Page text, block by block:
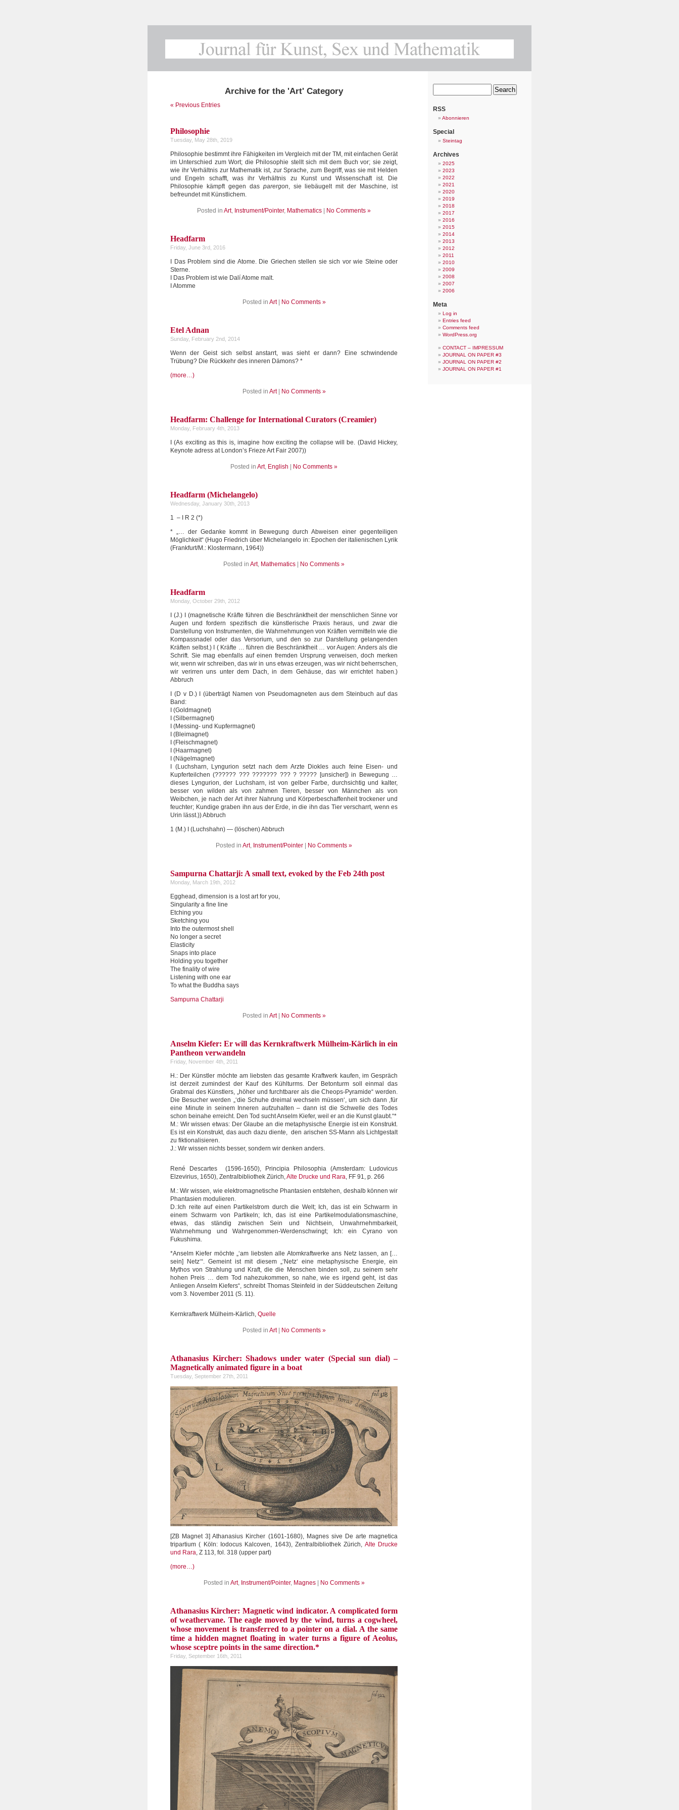
Archive for the 'Art' Category
« Previous Entries
Philosophie
Tuesday, May 28th, 2019
Philosophie bestimmt ihre Fähigkeiten im Vergleich mit der TM, mit einfachen Gerät
im Unterschied zum Wort; die Philosophie stellt sich mit dem Buch vor; sie zeigt,
wie ihr Verhältnis zur Mathematik ist, zur Sprache, zum Begriff, was sie mit Helden
und Engeln schafft, was ihr Verhältnis zu Kunst und Wissenschaft ist. Die
Philosophie kämpft gegen das parergon, sie liebäugelt mit der Maschine, ist
befreundet mit Künstlichem.
Posted in Art, Instrument/Pointer, Mathematics No Comments »
Headfarm
Friday, June 3rd, 2016
I Das Problem sind die Atome. Die Griechen stellen sie sich vor wie Steine oder
Sterne.
I Das Problem ist wie Dalí Atome malt.
I Atomme
Posted in Art| No Comments »
Etel Adnan
Sunday, February 2nd, 2014
Wenn der Geist sich selbst anstarrt, was sieht er dann? Eine schwindende
Trübung? Die Rückkehr des inneren Dämons? *
(more…)
Posted in Art| No Comments »
Headfarm: Challenge for International Curators (Creamier)
Monday, February 4th, 2013
I (As exciting as this is, imagine how exciting the collapse will be. (David Hickey,
Keynote adress at London’s Frieze Art Fair 2007))
Posted in Art, English No Comments »
Headfarm (Michelangelo)
Wednesday, January 30th, 2013
1 – I R 2 (*)
* „… der Gedanke kommt in Bewegung durch Abweisen einer gegenteiligen
Möglichkeit“ (Hugo Friedrich über Michelangelo in: Epochen der italienischen Lyrik
(Frankfurt/M.: Klostermann, 1964))
Posted in Art, Mathematics No Comments »
Headfarm
Monday, October 29th, 2012
I (J.) I (magnetische Kräfte führen die Beschränktheit der menschlichen Sinne vor
Augen und fordern spezifisch die künstlerische Praxis heraus, und zwar die
Darstellung von Instrumenten, die Wahrnehmungen von Kräften vermitteln wie die
Kompassnadel oder das Versorium, und den so zur Darstellung gelangenden
Kräften selbst.) I ( Kräfte … führen die Beschränktheit … vor Augen: Anders als die
Schrift. Sie mag ebenfalls auf einen fremden Ursprung verweisen, doch merken
wir, wenn wir schreiben, das wir in uns etwas erzeugen, was wir nicht beherrschen,
wir verirren uns unter dem Dach, in dem Gehäuse, das wir errichtet haben.)
Abbruch
I (D v D.) I (überträgt Namen von Pseudomagneten aus dem Steinbuch auf das
Band:
I (Goldmagnet)
I (Silbermagnet)
I (Messing- und Kupfermagnet)
I (Bleimagnet)
I (Fleischmagnet)
I (Haarmagnet)
I (Nägelmagnet)
I (Luchsharn, Lyngurion setzt nach dem Arzte Diokles auch feine Eisen- und
Kupferteilchen (?????? ??? ??????? ??? ? ????? [unsicher]) in Bewegung …
dieses Lyngurion, der Luchsharn, ist von gelber Farbe, durchsichtig und kalter,
besser von wilden als von zahmen Tieren, besser von Männchen als von
Weibchen, je nach der Art ihrer Nahrung und Körperbeschaffenheit trockener und
feuchter; Kundige graben ihn aus der Erde, in die ihn das Tier verscharrt, wenn es
Urin lässt.)) Abbruch
1 (M.) I (Luchshahn) — (löschen) Abbruch
Posted in Art, Instrument/Pointer No Comments »
Sampurna Chattarji: A small text, evoked by the Feb 24th post
Monday, March 19th, 2012
Egghead, dimension is a lost art for you,
Singularity a fine line
Etching you
Sketching you
Into the outermost shell
No longer a secret
Elasticity
Snaps into place
Holding you together
The finality of wire
Listening with one ear
To what the Buddha says
Sampurna Chattarji
Posted in Art| No Comments »
Anselm Kiefer: Er will das Kernkraftwerk Mülheim-Kärlich in ein
Pantheon verwandeln
Friday, November 4th, 2011
H.: Der Künstler möchte am liebsten das gesamte Kraftwerk kaufen, im Gespräch
ist derzeit zumindest der Kauf des Kühlturms. Der Betonturm soll einmal das
Grabmal des Künstlers, „höher und furchtbarer als die Cheops-Pyramide“ werden.
Die Besucher werden „‘die Schuhe dreimal wechseln müssen‘, um sich dann ‚für
eine Minute in seinem Inneren aufzuhalten – dann ist die Schwelle des Todes
schon beinahe erreicht. Den Tod sucht Anselm Kiefer, weil er an die Kunst glaubt.“*
M.: Wir wissen etwas: Der Glaube an die metaphysische Energie ist ein Konstrukt.
Es ist ein Konstrukt, das auch dazu diente, den arischen SS-Mann als Lichtgestalt
zu fiktionalisieren.
J.: Wir wissen nichts besser, sondern wir denken anders.
René Descartes (1596-1650), Principia Philosophia (Amsterdam: Ludovicus
Elzevirius, 1650), Zentralbibliothek Zürich,Alte Drucke und Rara, FF 91, p. 266
M.: Wir wissen, wie elektromagnetische Phantasien entstehen, deshalb können wir
Phantasien modulieren.
D.:Ich reite auf einen Partikelstrom durch die Welt; Ich, das ist ein Schwarm in
einem Schwarm von Partikeln; Ich, das ist eine Partikelmodulationsmaschine,
etwas, das ständig zwischen Sein und Nichtsein, Unwahrnehmbarkeit,
Wahrnehmung und Wahrgenommen-Werdenschwingt; Ich: ein Cyrano von
Fukushima.
*Anselm Kiefer möchte „‘am liebsten alle Atomkraftwerke ans Netz lassen, an […
sein] Netz‘“. Gemeint ist mit diesem „‘Netz‘ eine metaphysische Energie, ein
Mythos von Strahlung und Kraft, die die Menschen binden soll, zu seinem sehr
hohen Preis … dem Tod nahezukommen, so nahe, wie es irgend geht, ist das
Anliegen Anselm Kiefers“, schreibt Thomas Steinfeld in der Süddeutschen Zeitung
vom 3. November 2011 (S. 11).
Kernkraftwerk Mülheim-Kärlich, Quelle
Posted in Art| No Comments »
Athanasius Kircher: Shadows under water (Special sun dial) –
Magnetically animated figure in a boat
Tuesday, September 27th, 2011
[ZB Magnet 3] Athanasius Kircher (1601-1680), Magnes sive De arte magnetica
tripartium ( Köln: Iodocus Kalcoven, 1643), Zentralbibliothek Zürich, Alte Drucke
und Rara, Z 113, fol. 318 (upper part)
(more…)
Posted in Art, Instrument/Pointer, Magnes| No Comments »
Athanasius Kircher: Magnetic wind indicator. A complicated form
of weathervane. The eagle moved by the wind, turns a cogwheel,
whose movement is transferred to a pointer on a dial. A the same
time a hidden magnet floating in water turns a figure of Aeolus,
whose sceptre points in the same direction.*
Friday, September 16th, 2011
RSS
Abonnieren
Special
Steintag
Archives
2025
2023
2022
2021
2020
2019
2018
2017
2016
2015
2014
2013
2012
2011
2010
2009
2008
2007
2006
Meta
Log in
Entries feed
Comments feed
WordPress.org
CONTACT – IMPRESSUM
JOURNAL ON PAPER #3
JOURNAL ON PAPER #2
JOURNAL ON PAPER #1